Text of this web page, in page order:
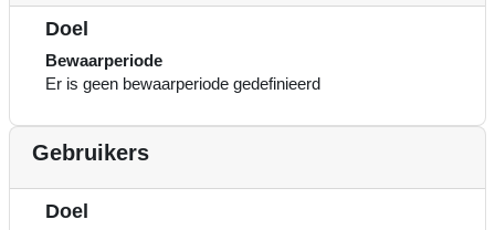
Doel
Bewaarperiode
Er is geen bewaarperiode gedefinieerd
Gebruikers
Doel